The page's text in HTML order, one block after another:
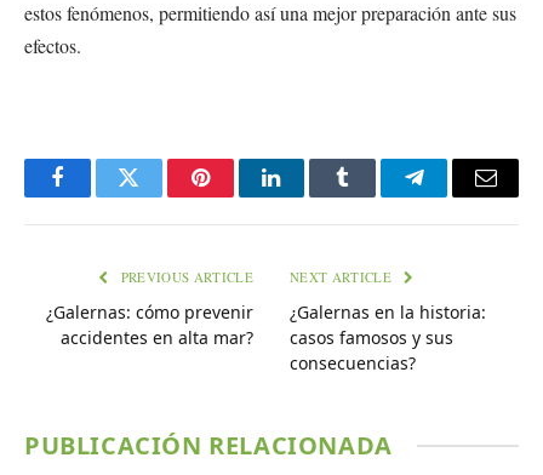
estos fenómenos, permitiendo así una mejor preparación ante sus
efectos.
FacebookTwitter PinterestLinkedInTumblr TelegramEmail
PREVIOUS ARTICLE
¿Galernas: cómo prevenir
accidentes en alta mar?
NEXT ARTICLE
¿Galernas en la historia:
casos famosos y sus
consecuencias?
PUBLICACIÓN RELACIONADA